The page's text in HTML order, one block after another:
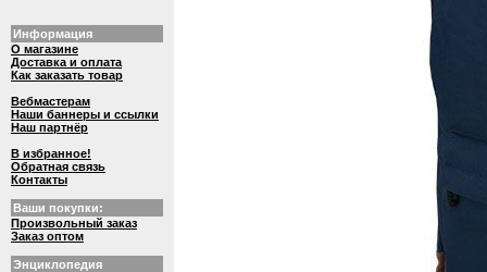
Информация
О магазине
Доставка и оплата
Как заказать товар
Вебмастерам
Наши баннеры и ссылки
Наш партнёр
В избранное!
Обратная связь
Контакты
Ваши покупки:
Произвольный заказ
Заказ оптом
Энциклопедия